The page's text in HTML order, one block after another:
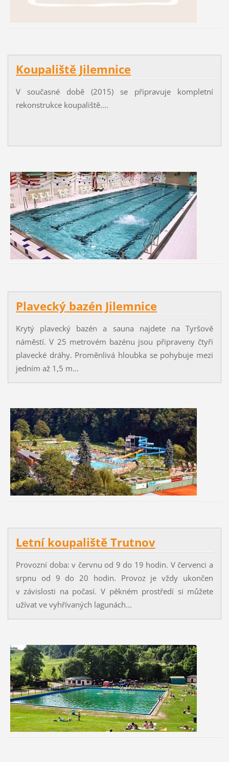
Koupaliště Jilemnice
V současné době (2015) se připravuje kompletní
rekonstrukce koupaliště....
Plavecký bazén Jilemnice
Krytý plavecký bazén a sauna najdete na Tyršově
náměstí. V 25 metrovém bazénu jsou připraveny čtyři
plavecké dráhy. Proměnlivá hloubka se pohybuje mezi
jedním až 1,5 m...
Letní koupaliště Trutnov
Provozní doba: v červnu od 9 do 19 hodin. V červenci a
srpnu od 9 do 20 hodin. Provoz je vždy ukončen
v závislosti na počasí. V pěkném prostředí si můžete
užívat ve vyhřívaných lagunách...